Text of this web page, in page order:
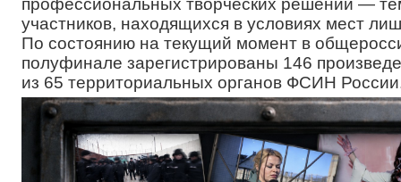
участников, находящихся в условиях мест
По состоянию на текущий момент в
полуфинале зарегистрированы 146
из 65 территориальных органов ФСИН